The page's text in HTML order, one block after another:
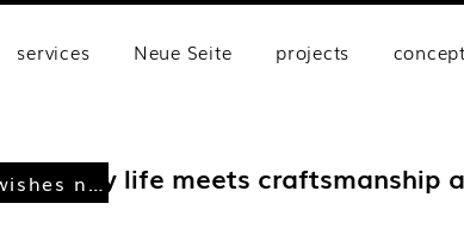
services Neue Seite projects
life meets craftsmanship
realize your wishes now